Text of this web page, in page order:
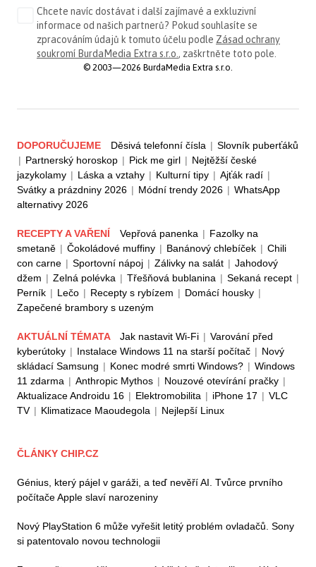
Chcete navíc dostávat i další zajímavé a exkluzivní
informace od našich partnerů? Pokud souhlasíte se
zpracováním údajů k tomuto účelu podle Zásad ochrany
soukromí BurdaMedia Extra s.r.o. , zaškrtněte toto pole.
© 2003—2026 BurdaMedia Extra s.r.o.
DOPORUČUJEME Děsivá telefonní čísla | Slovník puberťáků
| Partnerský horoskop | Pick me girl | Nejtěžší české
jazykolamy | Láska a vztahy | Kulturní tipy | Ajťák radí |
Svátky a prázdniny 2026 | Módní trendy 2026 | WhatsApp
alternativy 2026
RECEPTY A VAŘENÍ Vepřová panenka | Fazolky na
smetaně | Čokoládové muffiny | Banánový chlebíček | Chili
con carne | Sportovní nápoj | Zálivky na salát | Jahodový
džem | Zelná polévka | Třešňová bublanina | Sekaná recept |
Perník | Lečo | Recepty s rybízem | Domácí housky |
Zapečené brambory s uzeným
AKTUÁLNÍ TÉMATA Jak nastavit Wi-Fi | Varování před
kyberútoky | Instalace Windows 11 na starší počítač | Nový
skládací Samsung | Konec modré smrti Windows? | Windows
11 zdarma | Anthropic Mythos | Nouzové otevírání pračky |
Aktualizace Androidu 16 | Elektromobilita | iPhone 17 | VLC
TV | Klimatizace Maoudegola | Nejlepší Linux
ČLÁNKY CHIP.CZ
Génius, který pájel v garáži, a teď nevěří AI. Tvůrce prvního
počítače Apple slaví narozeniny
Nový PlayStation 6 může vyřešit letitý problém ovladačů. Sony
si patentovalo novou technologii